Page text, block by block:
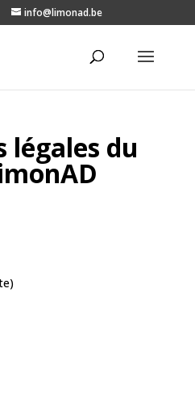
info@limonad.be
légales du